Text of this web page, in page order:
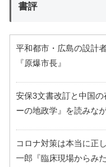
書評
平和都市・広島の設計
『原爆市長』
安保3文書改訂と中国
ーの地政学』を読みな
コロナ対策は本当に正
一郎『臨床現場からみ